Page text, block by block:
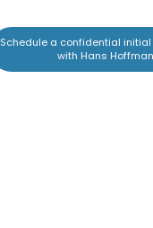
Schedule a confidential
with Hans